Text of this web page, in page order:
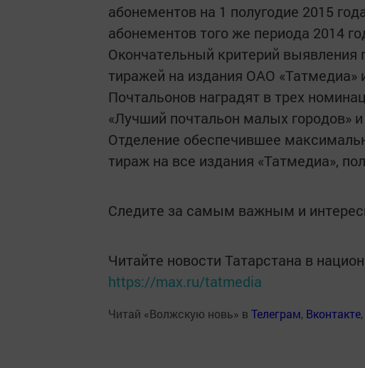
абонементов на 1 полугодие 2015
абонементов того же периода 2014
Окончательный критерий выявления
тиражей на издания ОАО «Татмедиа»
Почтальонов наградят в трех
«Лучший почтальон малых городов»
Отделение обеспечившее
тираж на все издания «Татмедиа»,
Следите за самым важным и
Читайте новости Татарстана в
https://max.ru/tatmedia
Читай «Волжскую новь» в Телеграм, Вконтакте,